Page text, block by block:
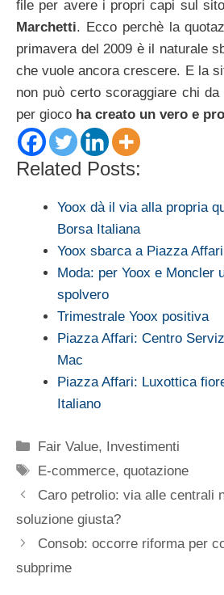
file per avere i propri capi sul
Marchetti. Ecco perchè la
primavera del 2009 è il naturale
che vuole ancora crescere. E la
non può certo scoraggiare chi
per gioco ha creato un vero e
Related Posts:
Yoox dà il via alla propria
Borsa Italiana
Yoox sbarca a Piazza Affari
Moda: per Yoox e Moncler
spolvero
Trimestrale Yoox positiva
Piazza Affari: Centro
Mac
Piazza Affari: Luxottica
Italiano
Categorie
Fair Value, Investimenti
Tag
E-commerce,quotazione
Caro petrolio: via alle centrali
soluzione giusta?
Consob: occorre riforma per
subprime